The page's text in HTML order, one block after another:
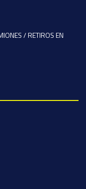
/ RETIROS EN